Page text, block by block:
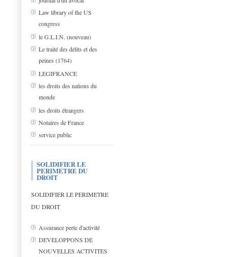
Law library of the US
congress
le G.L.I.N. (nouveau)
Le traité des délits et des
peines (1764)
LEGIFRANCE
les droits des nations du
monde
les droits étrangers
Notaires de France
service public
SOLIDIFIER LE
PERIMETRE DU
DROIT
SOLIDIFIER LE PERIMETRE
DU DROIT
Assurance perte d'activité
DEVELOPPONS DE
NOUVELLES ACTIVITES